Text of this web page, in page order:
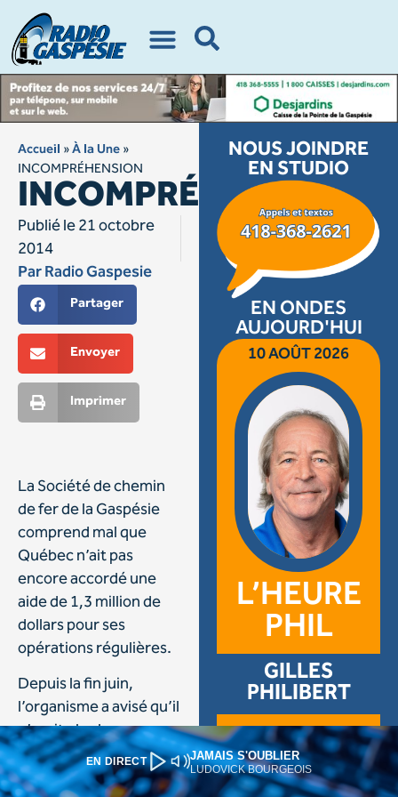
EN DIRECT JAMAIS S'OUBLIER
LUDOVICK BOURGEOIS